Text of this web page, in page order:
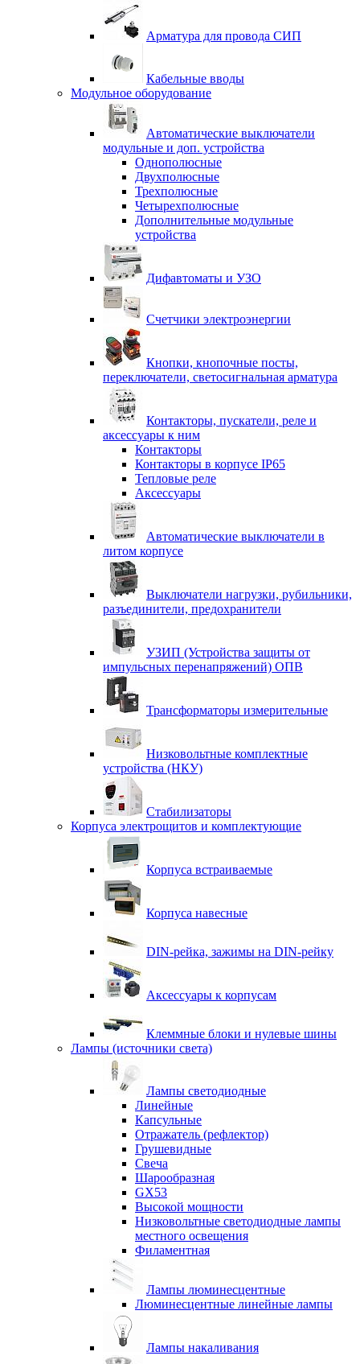
Арматура для провода СИП
Кабельные вводы
Модульное оборудование
Автоматические выключатели
модульные и доп. устройства
Однополюсные
Двухполюсные
Трехполюсные
Четырехполюсные
Дополнительные модульные
устройства
Дифавтоматы и УЗО
Счетчики электроэнергии
Кнопки, кнопочные посты,
переключатели, светосигнальная арматура
Контакторы, пускатели, реле и
аксессуары к ним
Контакторы
Контакторы в корпусе IP65
Тепловые реле
Аксессуары
Автоматические выключатели в
литом корпусе
Выключатели нагрузки, рубильники,
разъединители, предохранители
УЗИП (Устройства защиты от
импульсных перенапряжений) ОПВ
Трансформаторы измерительные
Низковольтные комплектные
устройства (НКУ)
Стабилизаторы
Корпуса электрощитов и комплектующие
Корпуса встраиваемые
Корпуса навесные
DIN-рейка, зажимы на DIN-рейку
Аксессуары к корпусам
Клеммные блоки и нулевые шины
Лампы (источники света)
Лампы светодиодные
Линейные
Капсульные
Отражатель (рефлектор)
Грушевидные
Свеча
Шарообразная
GX53
Высокой мощности
Низковольтные светодиодные лампы
местного освещения
Филаментная
Лампы люминесцентные
Люминесцентные линейные лампы
Лампы накаливания